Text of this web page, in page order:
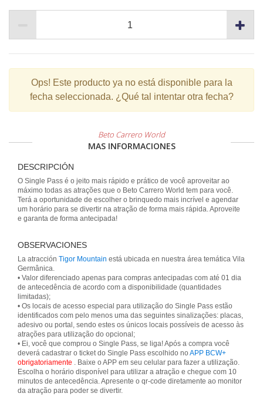
Ops! Este producto ya no está disponible para la
fecha seleccionada. ¿Qué tal intentar otra fecha?
Beto Carrero World
MAS INFORMACIONES
DESCRIPCIÓN
O Single Pass é o jeito mais rápido e prático de você aproveitar ao
máximo todas as atrações que o Beto Carrero World tem para você.
Terá a oportunidade de escolher o brinquedo mais incrível e agendar
um horário para se divertir na atração de forma mais rápida. Aproveite
e garanta de forma antecipada!
OBSERVACIONES
La atracción Tigor Mountain está ubicada en nuestra área temática Vila
Germânica.
• Valor diferenciado apenas para compras antecipadas com até 01 dia
de antecedência de acordo com a disponibilidade (quantidades
limitadas);
• Os locais de acesso especial para utilização do Single Pass estão
identificados com pelo menos uma das seguintes sinalizações: placas,
adesivo ou portal, sendo estes os únicos locais possíveis de acesso às
atrações para utilização do opcional;
• Ei, você que comprou o Single Pass, se liga! Após a compra você
deverá cadastrar o ticket do Single Pass escolhido no APP BCW+
obrigatoriamente . Baixe o APP em seu celular para fazer a utilização.
Escolha o horário disponível para utilizar a atração e chegue com 10
minutos de antecedência. Apresente o qr-code diretamente ao monitor
da atração para poder se divertir.